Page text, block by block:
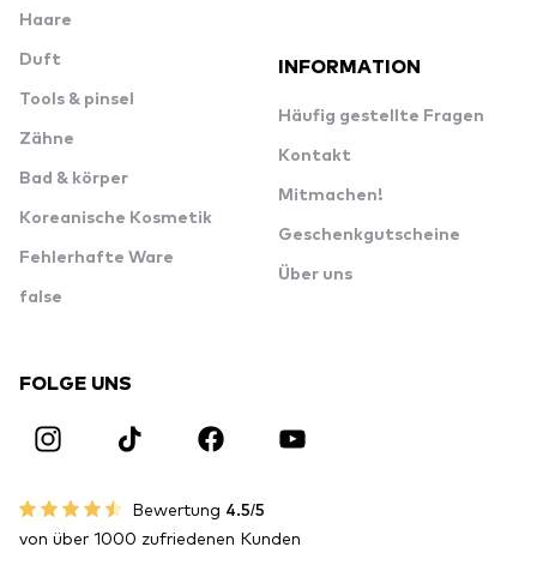
Haare
Duft
Tools & pinsel
Zähne
Bad & körper
Koreanische Kosmetik
Fehlerhafte Ware
false
INFORMATION
Häufig gestellte Fragen
Kontakt
Mitmachen!
Geschenkgutscheine
Über uns
FOLGE UNS
Bewertung 4.5/5
von über 1000 zufriedenen Kunden